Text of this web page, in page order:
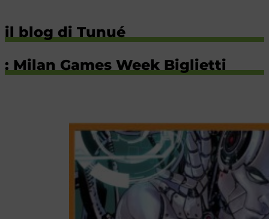
il blog di Tunué
: Milan Games Week Biglietti